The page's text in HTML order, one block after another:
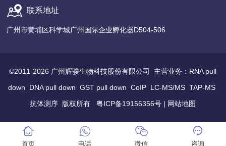
联系地址
广州市黄埔区科学城广州国际企业孵化器D504-506
©2011-2026 广州辉骏生物科技股份有限公司 主营业务： RNA pull
down
DNA pull down GST pull down CoIP LC-MS/MS TAP-MS
抗体测序 版权所有粤ICP备19156356号 | 网站地图
首页 电话 微信 咨询